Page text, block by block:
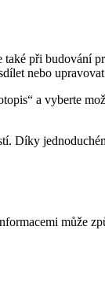
při budování
nebo
a vyberte
Díky
může